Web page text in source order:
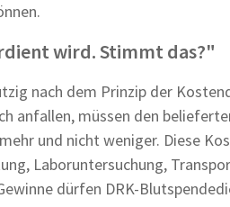
wird. Stimmt das?"
nach dem Prinzip der
anfallen, müssen den
und nicht weniger. Diese
Laboruntersuchung,
dürfen DRK-